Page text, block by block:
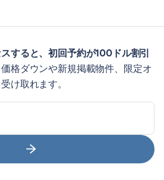
すると、初回予約が100ドル割引
格ダウンや新規掲載物件、限定オ
け取れます。